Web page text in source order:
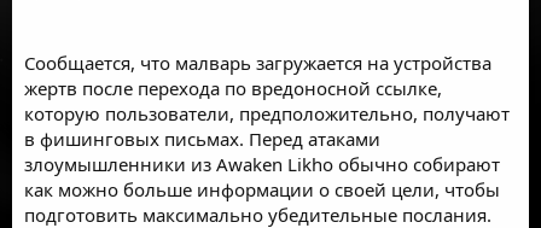
Сообщается, что малварь загружается на устройства
жертв после перехода по вредоносной ссылке,
которую пользователи, предположительно, получают
в фишинговых письмах. Перед атаками
злоумышленники из Awaken Likho обычно собирают
как можно больше информации о своей цели, чтобы
подготовить максимально убедительные послания.